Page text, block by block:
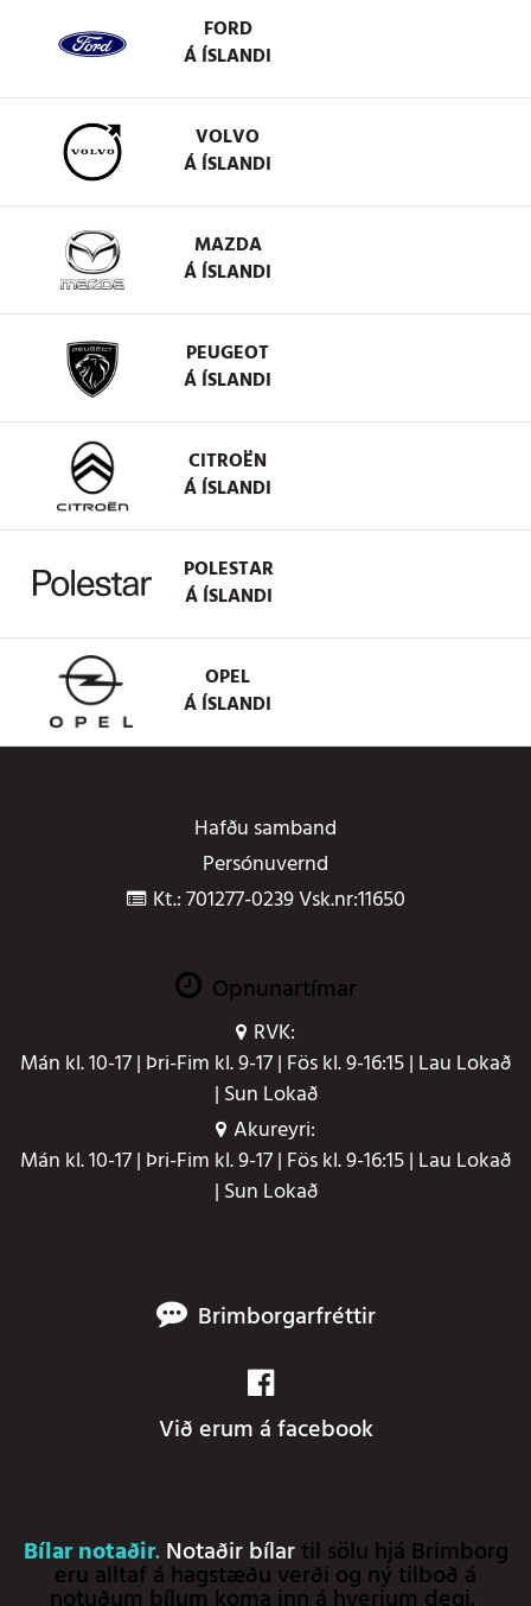
FORD
Á ÍSLANDI
VOLVO
Á ÍSLANDI
MAZDA
Á ÍSLANDI
PEUGEOT
Á ÍSLANDI
CITROËN
Á ÍSLANDI
POLESTAR
Á ÍSLANDI
OPEL
Á ÍSLANDI
Hafðu samband
Persónuvernd
Kt.: 701277-0239 Vsk.nr:11650
Opnunartímar
RVK:
Mán kl. 10-17 | Þri-Fim kl. 9-17 | Fös kl. 9-16:15 | Lau Lokað
| Sun Lokað
Akureyri:
Mán kl. 10-17 | Þri-Fim kl. 9-17 | Fös kl. 9-16:15 | Lau Lokað
| Sun Lokað
Brimborgarfréttir
Við erum á facebook
Bílar notaðir. Notaðir bílartil sölu hjá Brimborg
eru alltaf á hagstæðu verði og ný tilboð á